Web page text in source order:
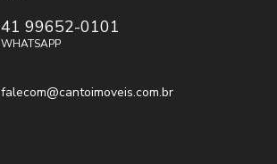
41 99652-0101
WHATSAPP
falecom@cantoimoveis.com.br